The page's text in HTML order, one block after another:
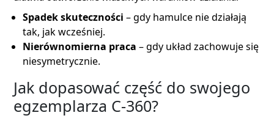
Spadek skuteczności – gdy hamulce nie działają
tak, jak wcześniej.
Nierównomierna praca – gdy układ zachowuje się
niesymetrycznie.
Jak dopasować część do swojego
egzemplarza C-360?